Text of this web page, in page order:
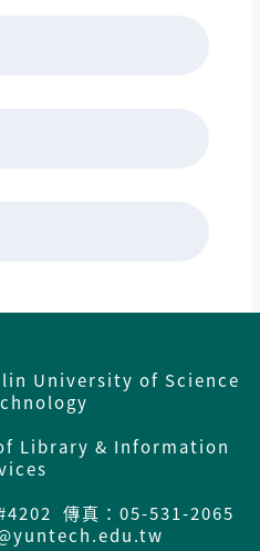
University of Science
Library & Information
傳真：05-531-2065